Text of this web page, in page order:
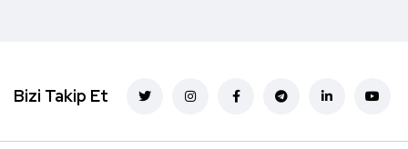
Bizi Takip Et